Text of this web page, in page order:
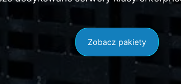
Zobacz pakiety